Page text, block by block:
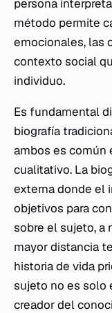
persona
método permite
emocionales, las
contexto social
individuo.
Es fundamental
biografía
ambos es común
cualitativo. La
externa donde el
objetivos para
sobre el sujeto, a
mayor distancia
historia de vida
sujeto no es solo
creador del